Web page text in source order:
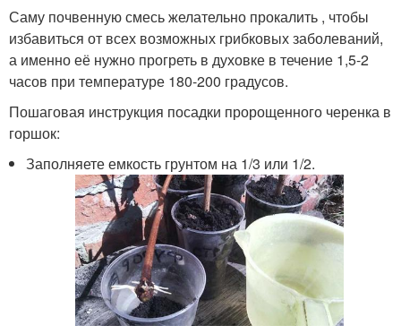
Саму почвенную смесь желательно прокалить , чтобы
избавиться от всех возможных грибковых заболеваний,
а именно её нужно прогреть в духовке в течение 1,5-2
часов при температуре 180-200 градусов.
Пошаговая инструкция посадки пророщенного черенка в
горшок:
Заполняете емкость грунтом на 1/3 или 1/2.